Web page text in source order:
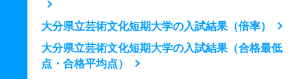
大分県立芸術文化短期大学の入試結果（倍率）
大分県立芸術文化短期大学の入試結果（合格最低
点・合格平均点）